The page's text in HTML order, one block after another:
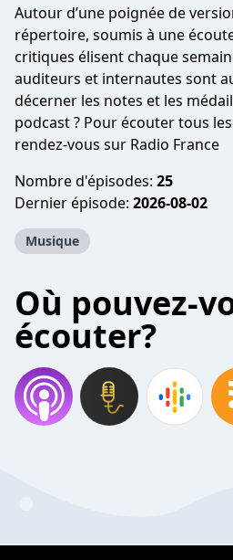
Autour d’une poignée de
répertoire, soumis à une
critiques élisent chaque
auditeurs et internautes sont
décerner les notes et les
podcast ? Pour écouter tous
rendez-vous sur Radio France
Nombre d'épisodes: 25
Dernier épisode: 2026-08-02
Musique
Où pouvez-
écouter?